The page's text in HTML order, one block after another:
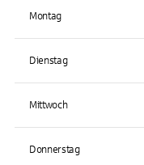
Montag
Dienstag
Mittwoch
Donnerstag